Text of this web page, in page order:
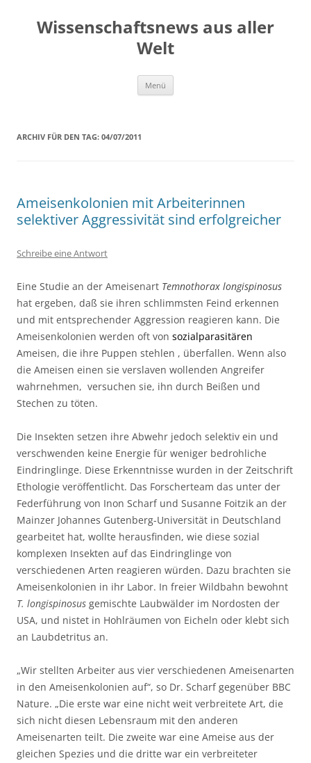
springen
Wissenschaftsnews aus aller
Welt
Menü
ARCHIV FÜR DEN TAG: 04/07/2011
Ameisenkolonien mit Arbeiterinnen
selektiver Aggressivität sind erfolgreicher
Schreibe eine Antwort
Eine Studie an der Ameisenart Temnothorax longispinosus
hat ergeben, daß sie ihren schlimmsten Feind erkennen
und mit entsprechender Aggression reagieren kann. Die
Ameisenkolonien werden oft von sozialparasitären
Ameisen, die ihre Puppen stehlen , überfallen. Wenn also
die Ameisen einen sie verslaven wollenden Angreifer
wahrnehmen, versuchen sie, ihn durch Beißen und
Stechen zu töten.
Die Insekten setzen ihre Abwehr jedoch selektiv ein und
verschwenden keine Energie für weniger bedrohliche
Eindringlinge. Diese Erkenntnisse wurden in der Zeitschrift
Ethologie veröffentlicht. Das Forscherteam das unter der
Federführung von Inon Scharf und Susanne Foitzik an der
Mainzer Johannes Gutenberg-Universität in Deutschland
gearbeitet hat, wollte herausfinden, wie diese sozial
komplexen Insekten auf das Eindringlinge von
verschiedenen Arten reagieren würden. Dazu brachten sie
Ameisenkolonien in ihr Labor. In freier Wildbahn bewohnt
T. longispinosus gemischte Laubwälder im Nordosten der
USA, und nistet in Hohlräumen von Eicheln oder klebt sich
an Laubdetritus an.
„Wir stellten Arbeiter aus vier verschiedenen Ameisenarten
in den Ameisenkolonien auf“, so Dr. Scharf gegenüber BBC
Nature. „Die erste war eine nicht weit verbreitete Art, die
sich nicht diesen Lebensraum mit den anderen
Ameisenarten teilt. Die zweite war eine Ameise aus der
gleichen Spezies und die dritte war ein verbreiteter